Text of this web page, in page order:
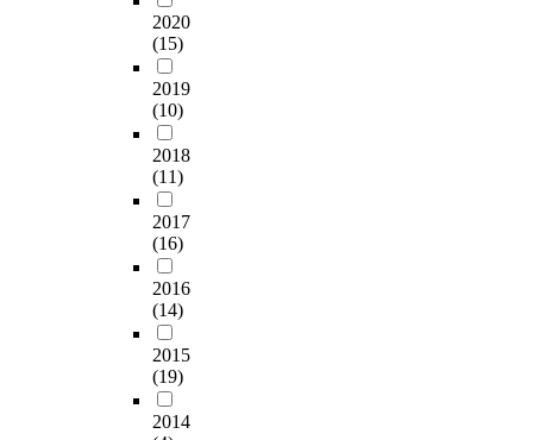
2020
(15)
2019
(10)
2018
(11)
2017
(16)
2016
(14)
2015
(19)
2014